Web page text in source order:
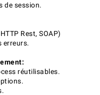
de session.
Rest, SOAP)
erreurs.
réutilisables.